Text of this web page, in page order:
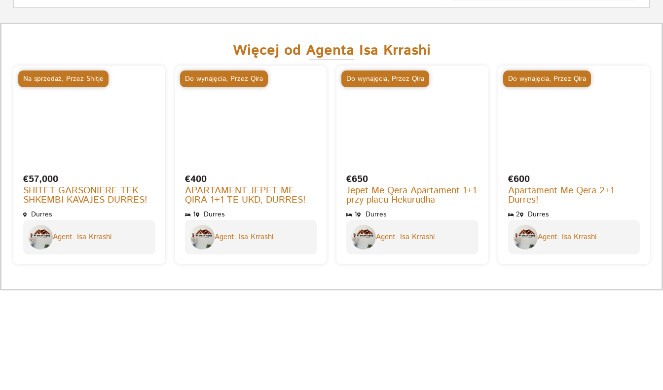
Więcej od Agenta Isa Krrashi
Na sprzedaż, Przez Shitje
€57,000
SHITET GARSONIERE TEK
SHKEMBI KAVAJES DURRES!
Durres
Agent: Isa Krrashi
Do wynajęcia, Przez Qira
€400
APARTAMENT JEPET ME
QIRA 1+1 TE UKD, DURRES!
1 Durres
Agent: Isa Krrashi
Do wynajęcia, Przez Qira
€650
Jepet Me Qera Apartament 1+1
przy placu Hekurudha
1 Durres
Agent: Isa Krrashi
Do wynajęcia, Przez Qira
€600
Apartament Me Qera 2+1
Durres!
2 Durres
Agent: Isa Krrashi